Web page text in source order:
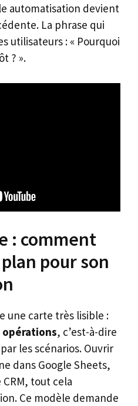
automatisation devient
La phrase qui
utilisateurs : « Pourquoi
? ».
: comment
pour son
une carte très lisible :
opérations, c’est-à-dire
les scénarios. Ouvrir
dans Google Sheets,
tout cela
Ce modèle demande